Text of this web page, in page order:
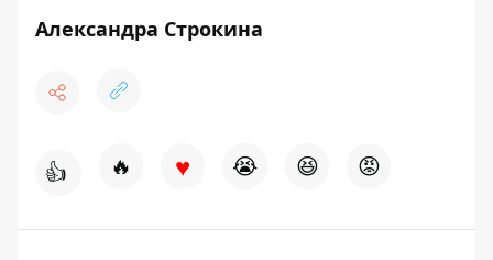
Александра Строкина
👍 🔥 ♥ 😭 😆 😡